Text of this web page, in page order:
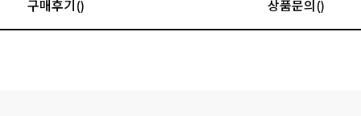
구매후기() 상품문의()